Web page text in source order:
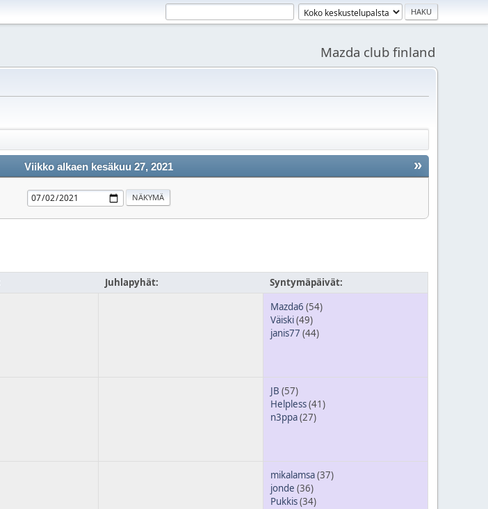
Mazda club finland
»
Viikko alkaen kesäkuu 27, 2021
Juhlapyhät: Syntymäpäivät:
Mazda6 (54)
Väiski(49)
janis77 (44)
JB (57)
Helpless(41)
n3ppa(27)
mikalamsa(37)
jonde (36)
Pukkis(34)